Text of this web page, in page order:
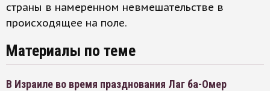
страны в намеренном невмешательстве в
происходящее на поле.
Материалы по теме
В Израиле во время празднования Лаг ба-Омер